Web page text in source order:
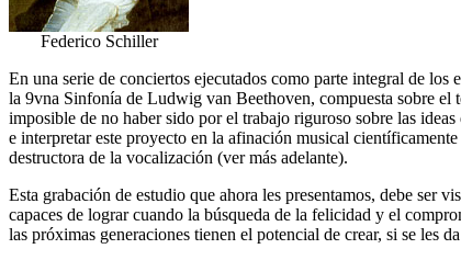
Federico Schiller
En una serie de conciertos ejecutados como parte integral de
la 9vna Sinfonía de Ludwig van Beethoven, compuesta sobre
imposible de no haber sido por el trabajo riguroso sobre las
e interpretar este proyecto en la afinación musical
destructora de la vocalización (ver más adelante).
Esta grabación de estudio que ahora les presentamos, debe ser
capaces de lograr cuando la búsqueda de la felicidad y el
las próximas generaciones tienen el potencial de crear, si se les